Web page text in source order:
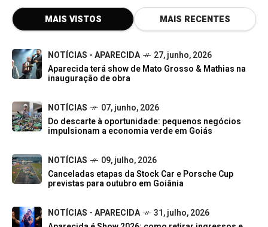
MAIS VISTOS MAIS RECENTES
NOTÍCIAS - APARECIDA
27, junho, 2026
Aparecida terá show de Mato Grosso & Mathias na
inauguração de obra
NOTÍCIAS
07, junho, 2026
Do descarte à oportunidade: pequenos negócios
impulsionam a economia verde em Goiás
NOTÍCIAS
09, julho, 2026
Canceladas etapas da Stock Car e Porsche Cup
previstas para outubro em Goiânia
NOTÍCIAS - APARECIDA
31, julho, 2026